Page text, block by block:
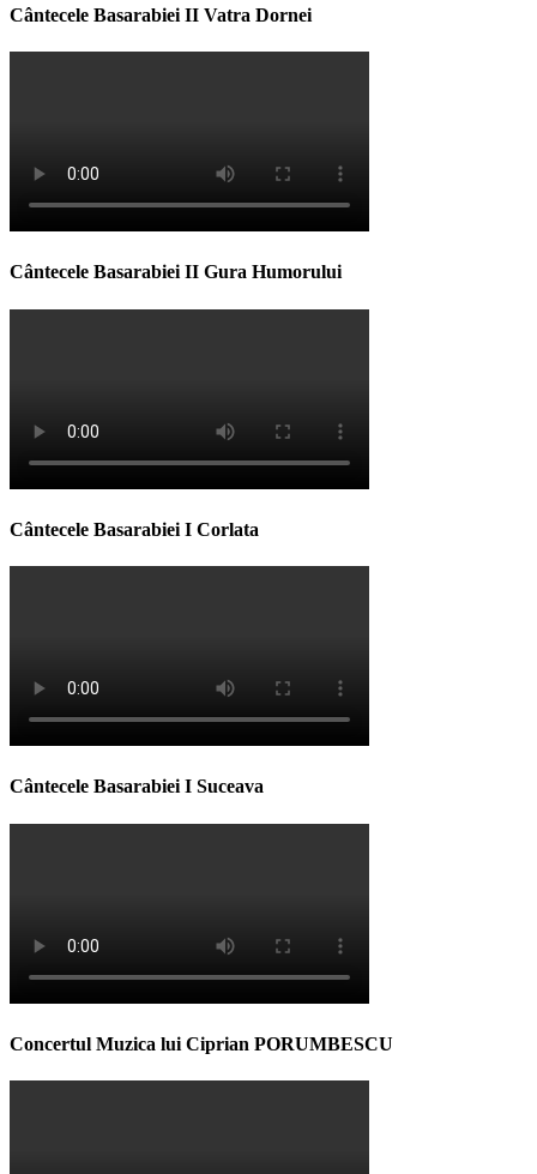
Cântecele Basarabiei II Vatra Dornei
Cântecele Basarabiei II Gura Humorului
Cântecele Basarabiei I Corlata
Cântecele Basarabiei I Suceava
Concertul Muzica lui Ciprian PORUMBESCU